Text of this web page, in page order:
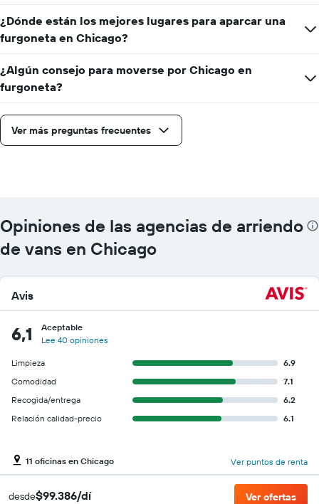
¿Dónde están los mejores lugares para aparcar una
furgoneta en Chicago?
¿Algún consejo para moverse por Chicago en
furgoneta?
Ver más preguntas frecuentes
Opiniones de las agencias de arriendo
de vans en Chicago
Avis
6,1
Aceptable
Lee 40 opiniones
Limpieza
6.9
Comodidad
7.1
Recogida/entrega
6.2
Relación calidad-precio
6.1
11 oficinas en Chicago Ver puntos de renta
desde$99.386/dí Ver ofertas